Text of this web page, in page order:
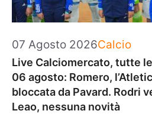
07 Agosto 2026Categorie
Calcio
Live Calciomercato, tutte
06 agosto: Romero,
bloccata da Pavard. Rodri
Leao, nessuna novità